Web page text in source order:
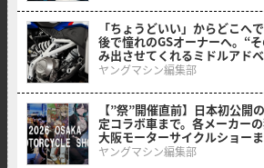
「ちょうどいい」からどこへ
後で憧れのGSオーナーへ。“
み出させてくれるミドルアド
【BMW F 450 GS】
ヤングマシン編集部
【”祭”開催直前】日本初公開
定コラボ車まで。各メーカー
大阪モーターサイクルショー
ヤングマシン編集部